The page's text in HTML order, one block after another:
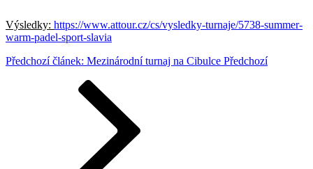
Výsledky: https://www.attour.cz/cs/vysledky-turnaje/5738-summer-
warm-padel-sport-slavia
Předchozí článek: Mezinárodní turnaj na Cibulce Předchozí